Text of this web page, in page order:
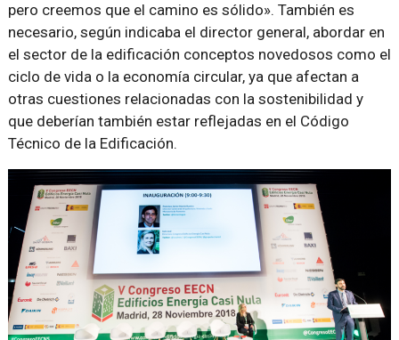
pero creemos que el camino es sólido». También es
necesario, según indicaba el director general, abordar en
el sector de la edificación conceptos novedosos como el
ciclo de vida o la economía circular, ya que afectan a
otras cuestiones relacionadas con la sostenibilidad y
que deberían también estar reflejadas en el Código
Técnico de la Edificación.